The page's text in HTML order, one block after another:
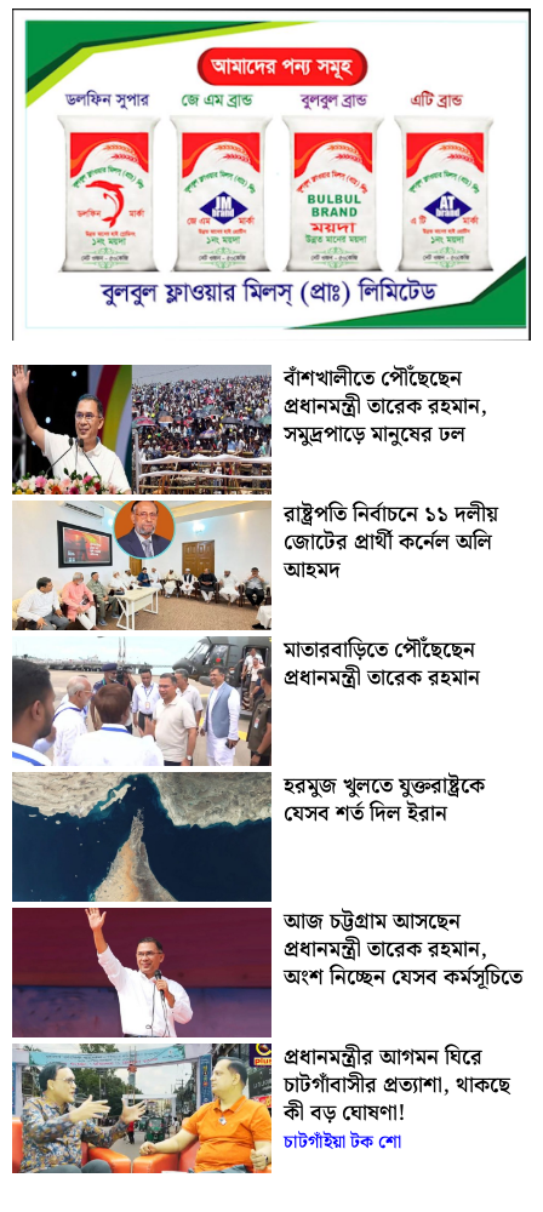
বাঁশখালীতে পৌঁছেছেন
প্রধানমন্ত্রী তারেক রহমান,
সমুদ্রপাড়ে মানুষের ঢল
রাষ্ট্রপতি নির্বাচনে ১১ দলীয়
জোটের প্রার্থী কর্নেল অলি
আহমদ
মাতারবাড়িতে পৌঁছেছেন
প্রধানমন্ত্রী তারেক রহমান
হরমুজ খুলতে যুক্তরাষ্ট্রকে
যেসব শর্ত দিল ইরান
আজ চট্টগ্রাম আসছেন
প্রধানমন্ত্রী তারেক রহমান,
অংশ নিচ্ছেন যেসব কর্মসূচিতে
প্রধানমন্ত্রীর আগমন ঘিরে
চাটগাঁবাসীর প্রত্যাশা, থাকছে
কী বড় ঘোষণা!
চাটগাঁইয়া টক শো